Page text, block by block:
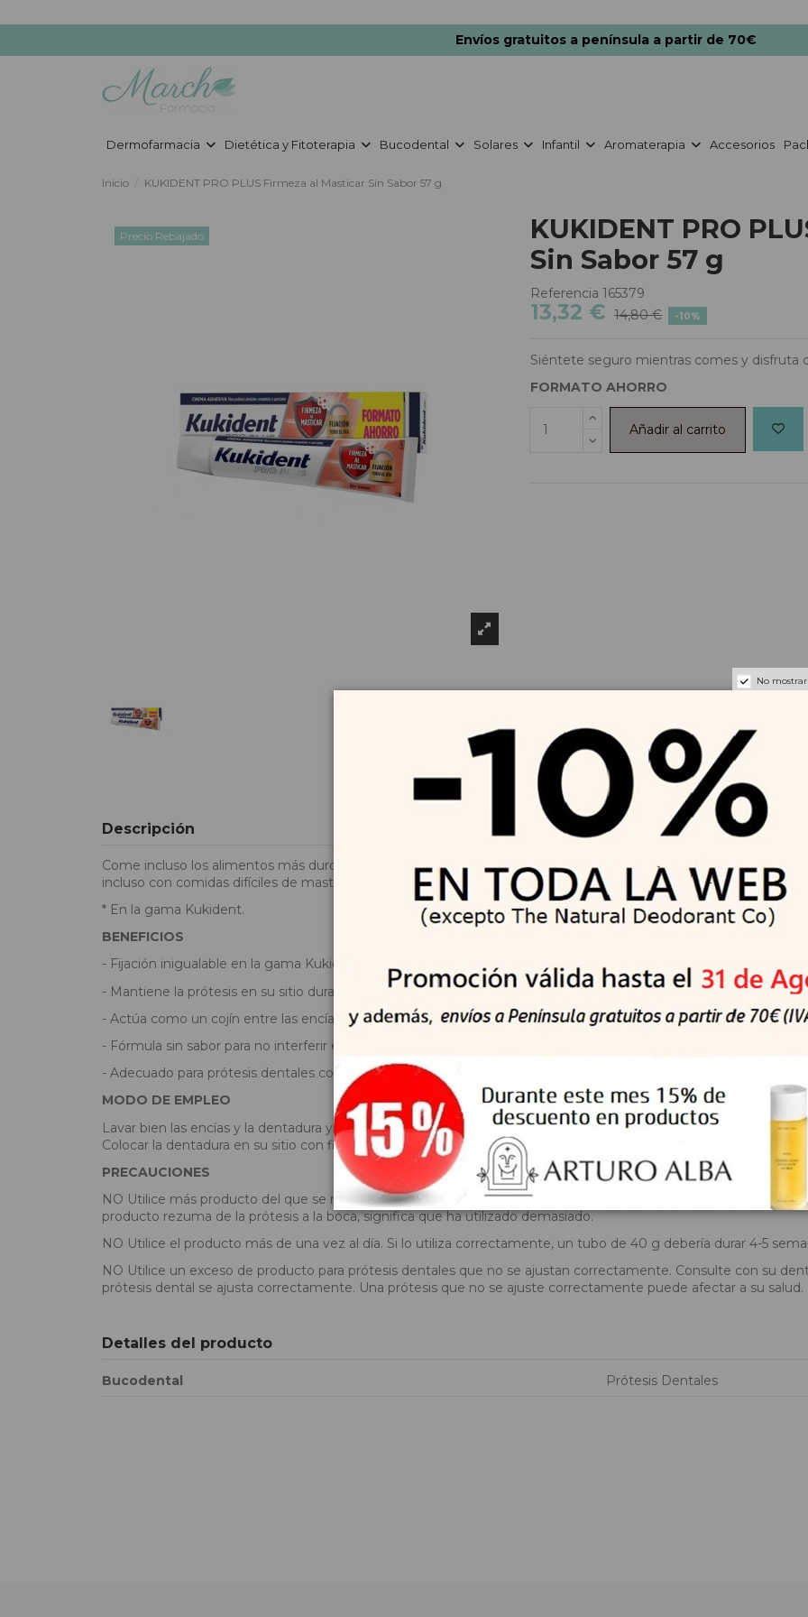
Envíos gratuitos a península a partir de 70€
Dermofarmacia Dietética y Fitoterapia Bucodental Solares Infantil Aromaterapia Accesorios
Inicio KUKIDENT PRO PLUS Firmeza al Masticar Sin Sabor 57 g
Precio Rebajado
KUKIDENT PRO
Sin Sabor 57 g
Referencia 165379
13,32 € 14,80 € -10%
Siéntete seguro mientras comes y disfruta
FORMATO AHORRO
Añadir al carrito
Descripción
Come incluso los alimentos más duros con Kukident Pro Plus Firmeza Al Masticar. Gracias a su sujeción
incluso con comidas difíciles de masticar.
* En la gama Kukident.
BENEFICIOS
- Fijación inigualable en la gama Kukident
- Mantiene la prótesis en su sitio durante todo el día, incluso al comer alimentos duros
- Actúa como un cojín entre las encías y la prótesis
- Fórmula sin sabor para no interferir en el gusto de los alimentos
- Adecuado para prótesis dentales completas y parciales
MODO DE EMPLEO
Lavar bien las encías y la dentadura y, a continuación, secar la dentadura y aplicar la solución en pequeñas
Colocar la dentadura en su sitio con firmeza y sujetarla unos instantes. Esperar unos minutos antes de comer o
PRECAUCIONES
NO Utilice más producto del que se recomienda. Es posible que tenga que probar varias veces hasta que
producto rezuma de la prótesis a la boca, significa que ha utilizado demasiado.
NO Utilice el producto más de una vez al día. Si lo utiliza correctamente, un tubo de 40 g debería durar 4-5
NO Utilice un exceso de producto para prótesis dentales que no se ajustan correctamente. Consulte con su
prótesis dental se ajusta correctamente. Una prótesis que no se ajuste correctamente puede afectar a su salud.
Detalles del producto
Bucodental Prótesis Dentales
No